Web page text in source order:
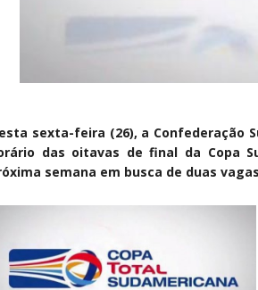
sexta-feira (26), a Confederação
das oitavas de final da Copa
semana em busca de duas